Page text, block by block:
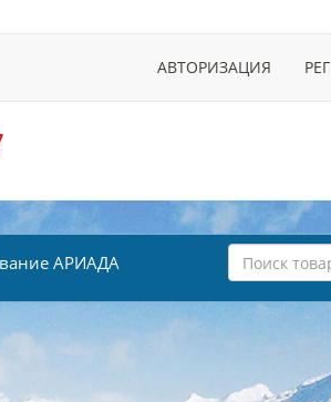
АВТОРИЗАЦИЯ
АРИАДА